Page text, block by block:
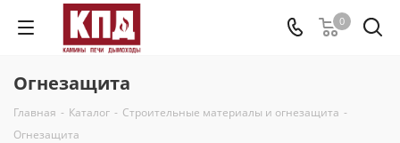
0
Огнезащита
Главная - Каталог - Строительные материалы и огнезащита -
Огнезащита